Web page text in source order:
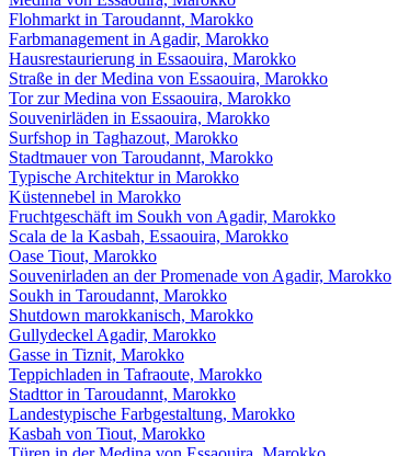
Flohmarkt in Taroudannt, Marokko
Farbmanagement in Agadir, Marokko
Hausrestaurierung in Essaouira, Marokko
Straße in der Medina von Essaouira, Marokko
Tor zur Medina von Essaouira, Marokko
Souvenirläden in Essaouira, Marokko
Surfshop in Taghazout, Marokko
Stadtmauer von Taroudannt, Marokko
Typische Architektur in Marokko
Küstennebel in Marokko
Fruchtgeschäft im Soukh von Agadir, Marokko
Scala de la Kasbah, Essaouira, Marokko
Oase Tiout, Marokko
Souvenirladen an der Promenade von Agadir, Marokko
Soukh in Taroudannt, Marokko
Shutdown marokkanisch, Marokko
Gullydeckel Agadir, Marokko
Gasse in Tiznit, Marokko
Teppichladen in Tafraoute, Marokko
Stadttor in Taroudannt, Marokko
Landestypische Farbgestaltung, Marokko
Kasbah von Tiout, Marokko